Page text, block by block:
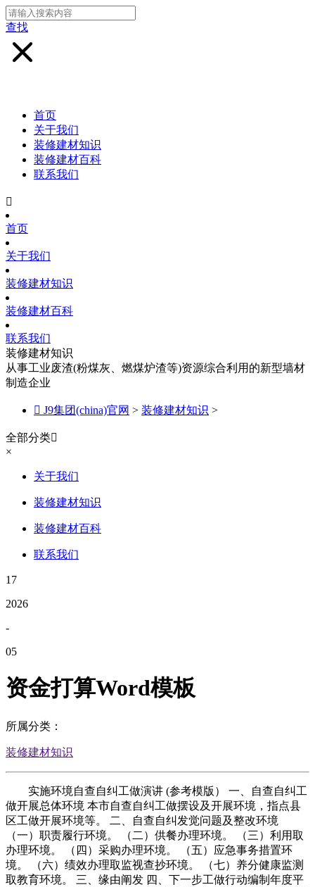
查找
首页
关于我们
装修建材知识
装修建材百科
联系我们

首页
关于我们
装修建材知识
装修建材百科
联系我们
装修建材知识
从事工业废渣(粉煤灰、燃煤炉渣等)资源综合利用的新型墙材
制造企业
 J9集团(china)官网 > 装修建材知识 >
全部分类
×
关于我们
装修建材知识
装修建材百科
联系我们
17
2026
-
05
资金打算Word模板
所属分类：
装修建材知识
实施环境自查自纠工做演讲 (参考模版） 一、自查自纠工
做开展总体环境 本市自查自纠工做摆设及开展环境，指点县
区工做开展环境等。 二、自查自纠发觉问题及整改环境
（一）职责履行环境。 （二）供餐办理环境。 （三）利用取
办理环境。 （四）采购办理环境。 （五）应急事务措置环
境。 （六）绩效办理取监视查抄环境。 （七）养分健康监测
取教育环境。 三、缘由阐发 四、下一步工做行动编制年度平